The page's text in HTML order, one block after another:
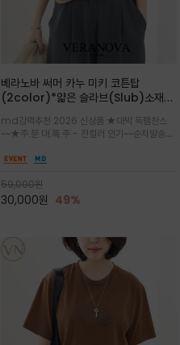
베라노바 써머 카누 미키 코튼탑
(2color)*얇은 슬라브(Slub)소재
하며, 몸에 잘 달라붙지 않아 쾌적
md강력추천 2026 신상품 ★대박 득템찬스
~~★주.문.대.폭.주 - 전컬러 인기~~순차발송중
드롭숄더 핏과 부드러운 라운드넥이 편안하며, 앞
다.
59,000원
30,000원 49%